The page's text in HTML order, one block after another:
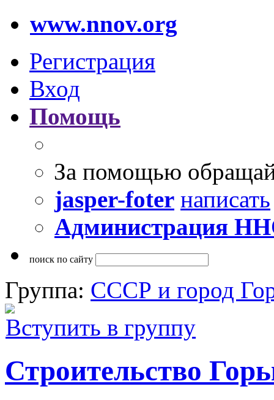
www.nnov.org
Регистрация
Вход
Помощь
За помощью
jasper-foter написать
Администрация
поиск по сайту
Группа: СССР и город
Вступить в группу
Строительство